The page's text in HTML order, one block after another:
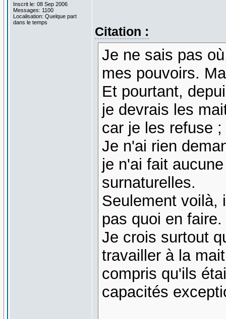
Inscrit le: 08 Sep 2006
Messages: 1100
Localisation: Quelque part
dans le temps
Citation :
Je ne sais pas
mes pouvoirs.
Et pourtant,
je devrais les
car je les refuse
Je n'ai rien
je n'ai fait
surnaturelles.
Seulement voilà,
pas quoi en faire.
Je crois surtout
travailler à la
compris qu'ils
capacités